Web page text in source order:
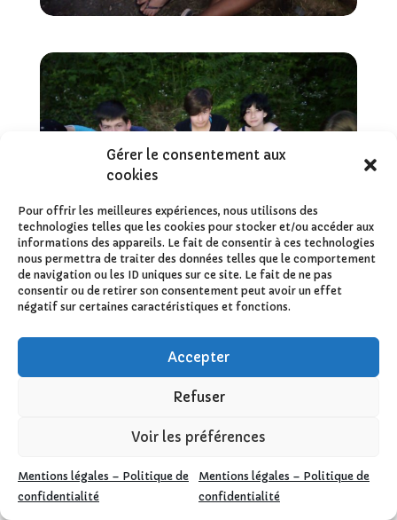
Gérer le consentement aux
cookies
Pour offrir les meilleures expériences, nous utilisons des
technologies telles que les cookies pour stocker et/ou accéder aux
informations des appareils. Le fait de consentir à ces technologies
nous permettra de traiter des données telles que le comportement
de navigation ou les ID uniques sur ce site. Le fait de ne pas
consentir ou de retirer son consentement peut avoir un effet
négatif sur certaines caractéristiques et fonctions.
Accepter
Refuser
Voir les préférences
Mentions légales – Politique de
confidentialité
Mentions légales – Politique de
confidentialité